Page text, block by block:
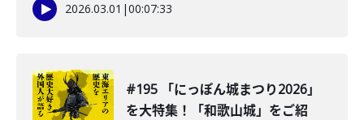
2026.03.01 |00:07:33
#195 「にっぽん城まつり2026」
を大特集！「和歌山城」をご紹